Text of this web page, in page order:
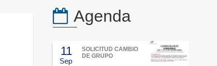
Agenda
11
Sep
SOLICITUD CAMBIO
DE GRUPO